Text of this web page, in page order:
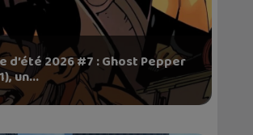
d’été 2026 #7 : Ghost Pepper
un...